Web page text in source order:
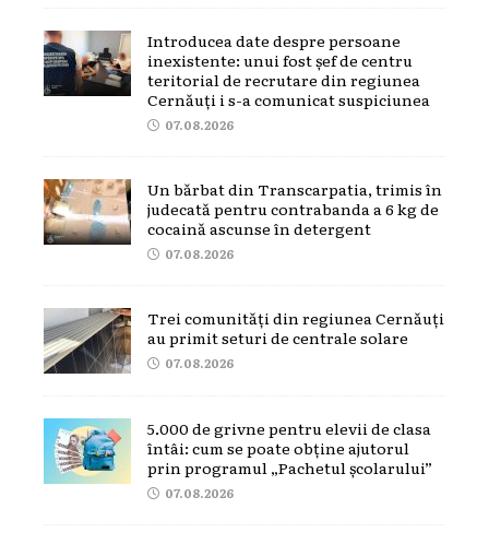
Introducea date despre persoane
inexistente: unui fost șef de centru
teritorial de recrutare din regiunea
Cernăuți i s-a comunicat suspiciunea
07.08.2026
Un bărbat din Transcarpatia, trimis în
judecată pentru contrabanda a 6 kg de
cocaină ascunse în detergent
07.08.2026
Trei comunități din regiunea Cernăuți
au primit seturi de centrale solare
07.08.2026
5.000 de grivne pentru elevii de clasa
întâi: cum se poate obține ajutorul
prin programul „Pachetul școlarului”
07.08.2026